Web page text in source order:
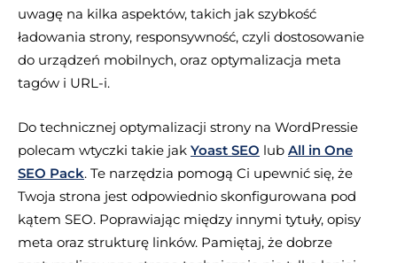
uwagę na kilka aspektów, takich jak szybkość
ładowania strony, responsywność, czyli dostosowanie
do urządzeń mobilnych, oraz optymalizacja meta
tagów i URL-i.
Do technicznej optymalizacji strony na WordPressie
polecam wtyczki takie jak Yoast SEO lub All in One
SEO Pack. Te narzędzia pomogą Ci upewnić się, że
Twoja strona jest odpowiednio skonfigurowana pod
kątem SEO. Poprawiając między innymi tytuły, opisy
meta oraz strukturę linków. Pamiętaj, że dobrze